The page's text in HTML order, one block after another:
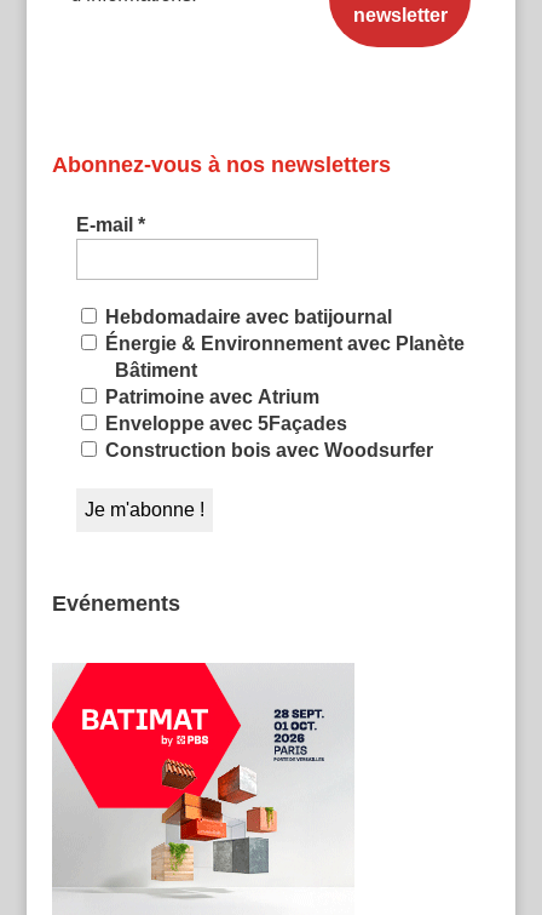
Abonnez-vous à nos newsletters
E-mail *
Hebdomadaire avec batijournal
Énergie & Environnement avec Planète
Bâtiment
Patrimoine avec Atrium
Enveloppe avec 5Façades
Construction bois avec Woodsurfer
Evénements